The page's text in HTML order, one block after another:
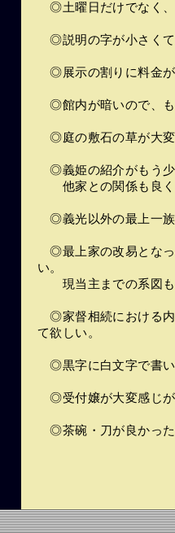
◎土曜日だけでなく、
◎説明の字が小さくて
◎展示の割りに料金
◎館内が暗いので、も
◎庭の敷石の草が大変
◎義姫の紹介がもう少
他家との関係も良く
◎義光以外の最上一族
◎最上家の改易となっ
い。
現当主までの系図も
◎家督相続における内
て欲しい。
◎黒字に白文字で書い
◎受付嬢が大変感じが
◎茶碗・刀が良かっ